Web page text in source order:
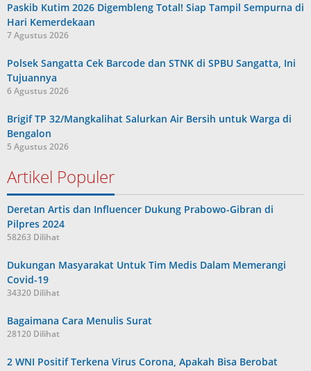
Paskib Kutim 2026 Digembleng Total! Siap Tampil Sempurna di
Hari Kemerdekaan
7 Agustus 2026
Polsek Sangatta Cek Barcode dan STNK di SPBU Sangatta, Ini
Tujuannya
6 Agustus 2026
Brigif TP 32/Mangkalihat Salurkan Air Bersih untuk Warga di
Bengalon
5 Agustus 2026
Artikel Populer
Deretan Artis dan Influencer Dukung Prabowo-Gibran di
Pilpres 2024
58263 Dilihat
Dukungan Masyarakat Untuk Tim Medis Dalam Memerangi
Covid-19
34320 Dilihat
Bagaimana Cara Menulis Surat
28120 Dilihat
2 WNI Positif Terkena Virus Corona, Apakah Bisa Berobat